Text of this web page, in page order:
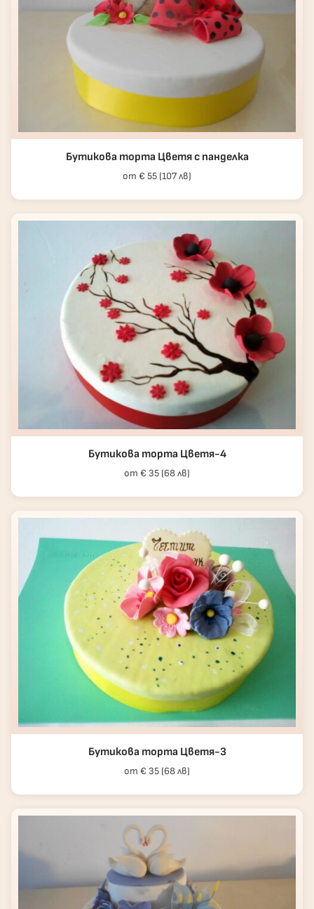
Бутикова торта Цветя с панделка
от € 55 (107 лв)
Бутикова торта Цветя-4
от € 35 (68 лв)
Бутикова торта Цветя-3
от € 35 (68 лв)